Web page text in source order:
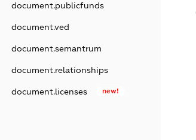
document.publicfunds
document.ved
document.semantrum
document.relationships
document.licenses new!